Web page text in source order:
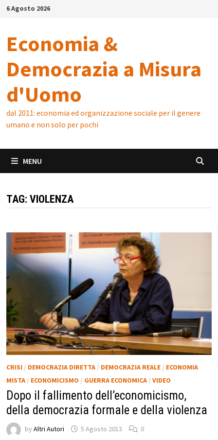
Skip6 Agosto 2026
Economia &
Democrazia a Misura
d'Uomo
dal 2011: economia ed organizzazione sociale per il genere
umano e non solo per pochi
MENU
TAG: VIOLENZA
CRISI / DEMOCRAZIA DIRETTA/ DEMOCRAZIA REALE/ ECONOMIA
MISTA/ ECONOMICISMO / GUERRA ECONOMICA/ VIDEO
Dopo il fallimento dell’economicismo,
della democrazia formale e della violenza
by Altri Autori 5 Agosto 2013 0